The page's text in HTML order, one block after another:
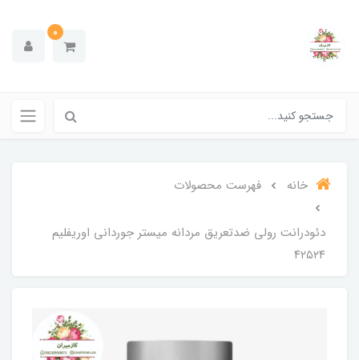
0
خانه فهرست محصولات
دئودرانت رولی ضدتعریق مردانه میستر جوردانی اوریفلیم
۴۲۵۲۴